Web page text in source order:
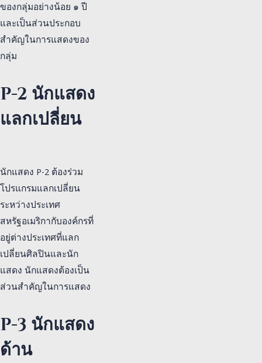
ของกลุ่มอย่างน้อย ๑ ปี
และเป็นส่วนประกอบ
สำคัญในการแสดงของ
กลุ่ม
P-2 นักแสดง
แลกเปลี่ยน
นักแสดง P-2 ต้องร่วม
โปรแกรมแลกเปลี่ยน
ระหว่างประเทศ
สหรัฐอเมริกากับองค์กรที่
อยู่ต่างประเทศที่แลก
เปลี่ยนศิลปินและนัก
แสดง นักแสดงต้องเป็น
ส่วนสำคัญในการแสดง
P-3 นักแสดง
ด้าน